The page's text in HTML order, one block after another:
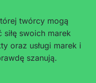
twórcy mogą
swoich marek
oraz usługi marek i
szanują.